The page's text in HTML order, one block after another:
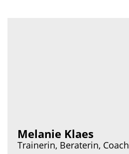
Melanie Klaes
Trainerin, Beraterin, Coach